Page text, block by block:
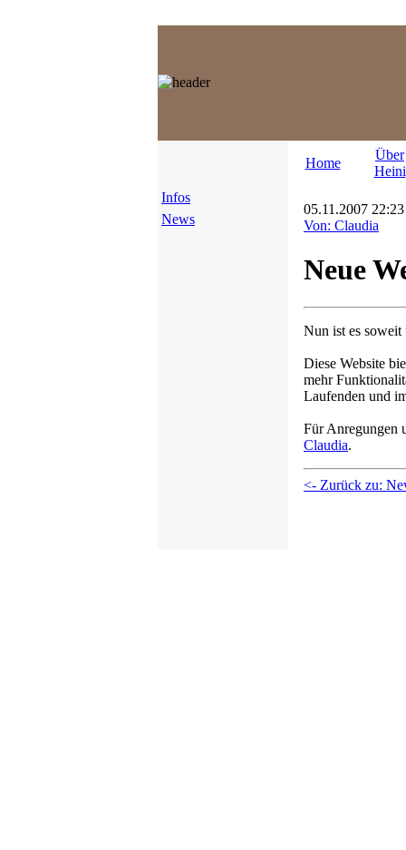
Home
Über
Heini
Infos
News
05.11.2007
Von: Claudia
Neue
Nun ist es
Diese Website
mehr
Laufenden und
Für Anregungen
Claudia.
<- Zurück zu: